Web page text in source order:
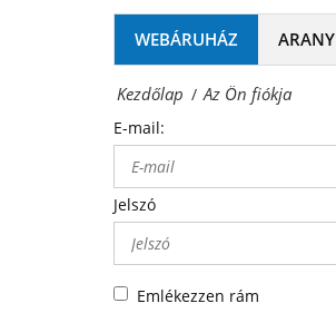
Kft.
-
Érmék
és
emlékérmek
hivatalos
forgalmazója!
WEBÁRUHÁZ ARANY
Kezdőlap / Az Ön fiókja
E-mail:
Jelszó
Emlékezzen rám
forgalmazója!